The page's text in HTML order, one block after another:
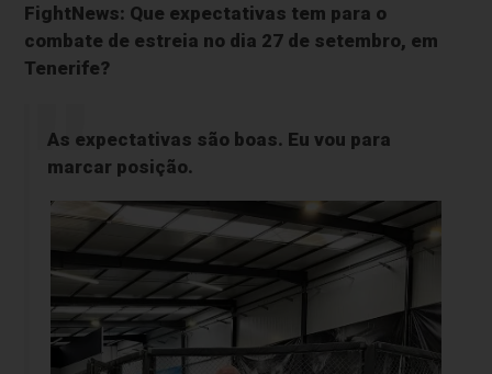
FightNews: Que expectativas tem para o
combate de estreia no dia 27 de setembro, em
Tenerife?
As expectativas são boas. Eu vou para
marcar posição.